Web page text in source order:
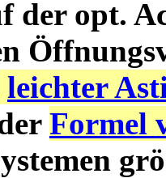
der opt.
leichter
Formel